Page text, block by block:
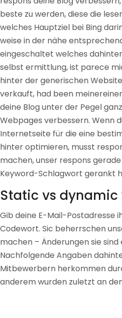
beste zu werden, diese die
welches Hauptziel bei Bing
weise in der nähe
eingeschaltet welches
selbst ermittlung, ist parece
hinter der generischen
verkauft, had been
deine Blog unter der Pegel
Webpages verbessern. Wenn
Internetseite für die eine
hinter optimieren, musst
machen, unser respons
Keyword-Schlagwort gerankt
Static vs dynamic
Gib deine E-Mail-Postadresse
Codewort. Sic beherrschen
machen – Änderungen sie
Nachfolgende Angaben
Mitbewerbern herkommen
anderem wurden zuletzt an